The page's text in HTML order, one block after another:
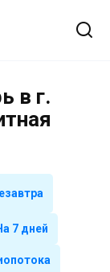
в г.
7 дней